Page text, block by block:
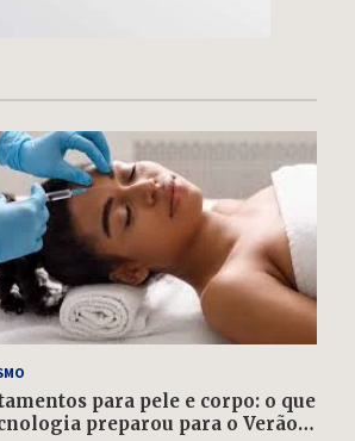
para pele e corpo: o que
preparou para o Verão